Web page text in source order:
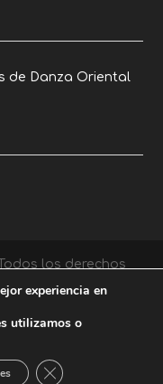
de Danza Oriental
los derechos
EDB
experiencia en
utilizamos o
Cerrar el banner de